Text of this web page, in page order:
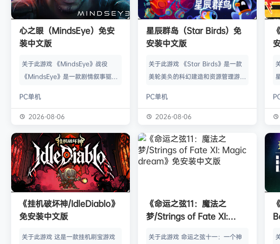
戏，包括昂贵的3A大作。 极大地降
低了玩游戏的经济门槛，让玩家可以
无压力地尝试各种类型的游戏。操
作…
盖了主流热门游戏【资源名称】：w
emod pro【资源版本】：【资源
大…
心之眼（MindsEye）免安
装中文版
关于此游戏 《MindsEye》战役
《MindsEye》是一款剧情叙事驱动
背景设定在近未来沙漠城市红石城。
你将扮演雅各布·迪亚兹——一名退
体而饱受支离破碎的记忆困扰。在电
影化叙事的战役中，你将执行任务、
揭开过往谜团，并直面一场涉及失控
人工智能、腐败企业与无序军事力量
的惊天阴谋——这场危机的波及范围
远不止红石城本身。 红石城 红石城
是…
PC单机
2026-08-06
星辰群岛（Star Birds）免
安装中文版
关于此游戏 《Star Birds》是一款
美轮美奂的科幻建造和资源管理游
群繁盛起来。不论是熟知此类题材的
老手玩家，还是只想浅尝神游太空滋
的陪伴。什么，你说是因为鸟群没了
你，就立马出乱子？哎呀呀，这也只
是其中一个原因而已啦。 扫描附近
是某些未知之物。建造生产设施，以
便开采资…
PC单机
2026-08-06
《挂机破坏神/IdleDiablo》
免安装中文版
关于此游戏 这是一款挂机刷宝游戏
《命运之弦11：魔法之
梦/Strings of Fate XI:
版
关于此游戏 命运之弦十一：一个神